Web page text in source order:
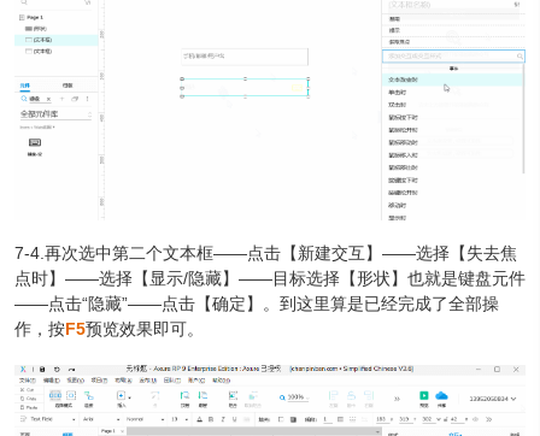
7-4.再次选中第二个文本框——点击【新建交互】——选择【失去焦
点时】——选择【显示/隐藏】——目标选择【形状】也就是键盘元件
——点击“隐藏”——点击【确定】。到这里算是已经完成了全部操
作，按F5预览效果即可。